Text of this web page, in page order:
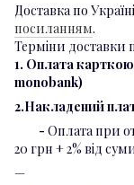
Доставка по
посиланням.
Терміни доставки
1. Оплата
monobank)
2.Накладений
- Оплата при
20 грн + 2% від